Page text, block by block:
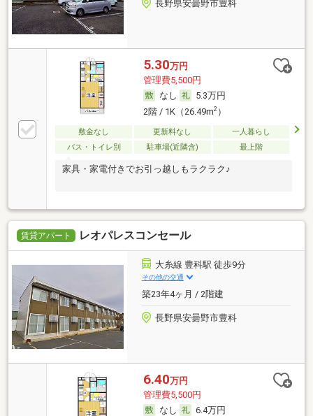
長野県安曇野市豊科
5.30万円
管理費5,500円
なし
5.3万円
2階 / 1K（26.49m2）
敷金なし 更新料なし
一人暮らし
バス・トイレ別
駐車場(近隣含) 最上階
家具・家電付きでお引っ越しもラクラク♪
賃貸アパート レオパレスコンセール
大糸線 豊科駅 徒歩9分
その他の交通
築23年4ヶ月 / 2階建
長野県安曇野市豊科
6.40万円
管理費5,500円
なし
6.4万円